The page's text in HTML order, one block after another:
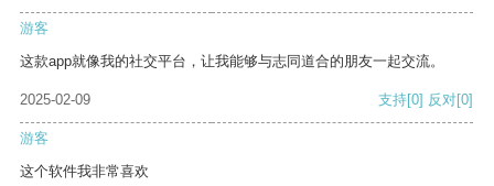
游客
这款app就像我的社交平台，让我能够与志同道合的朋友一起交流。
2025-02-09 支持[0] 反对[0]
游客
这个软件我非常喜欢